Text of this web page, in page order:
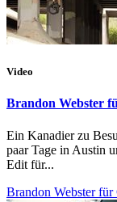
Video
Brandon Webster
Ein Kanadier zu
paar Tage in Austin
Edit für...
Brandon Webster für